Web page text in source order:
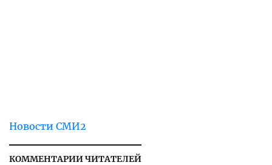
Новости СМИ2
КОММЕНТАРИИ ЧИТАТЕЛЕЙ